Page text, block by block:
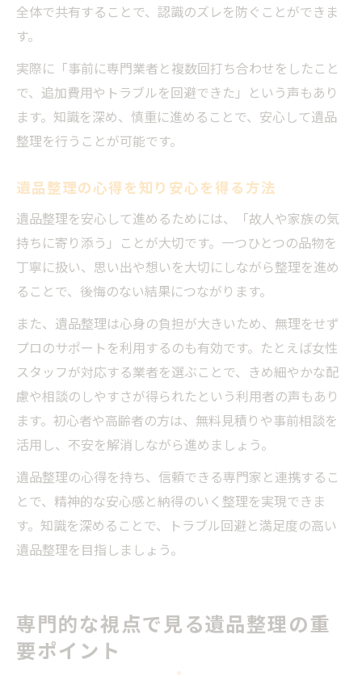
全体で共有することで、認識のズレを防ぐことができま
す。
実際に「事前に専門業者と複数回打ち合わせをしたこと
で、追加費用やトラブルを回避できた」という声もあり
ます。知識を深め、慎重に進めることで、安心して遺品
整理を行うことが可能です。
遺品整理の心得を知り安心を得る方法
遺品整理を安心して進めるためには、「故人や家族の気
持ちに寄り添う」ことが大切です。一つひとつの品物を
丁寧に扱い、思い出や想いを大切にしながら整理を進め
ることで、後悔のない結果につながります。
また、遺品整理は心身の負担が大きいため、無理をせず
プロのサポートを利用するのも有効です。たとえば女性
スタッフが対応する業者を選ぶことで、きめ細やかな配
慮や相談のしやすさが得られたという利用者の声もあり
ます。初心者や高齢者の方は、無料見積りや事前相談を
活用し、不安を解消しながら進めましょう。
遺品整理の心得を持ち、信頼できる専門家と連携するこ
とで、精神的な安心感と納得のいく整理を実現できま
す。知識を深めることで、トラブル回避と満足度の高い
遺品整理を目指しましょう。
専門的な視点で見る遺品整理の重
要ポイント